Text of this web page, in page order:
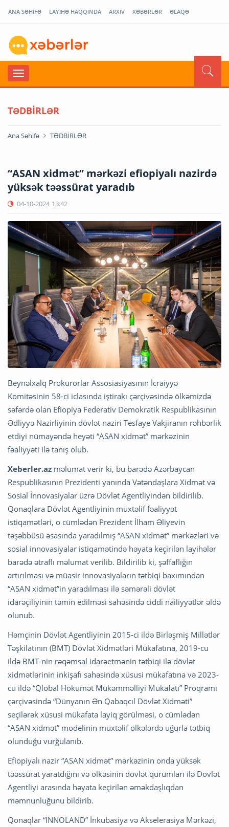
ANA SƏHİFƏ LAYİHƏ HAQQINDA ARXİV XƏBƏRLƏR ƏLAQƏ
TƏDBİRLƏR
Ana Səhifə TƏDBİRLƏR
“ASAN xidmət” mərkəzi efiopiyalı nazirdə
yüksək təəssürat yaradıb
04-10-2024 13:42
Beynəlxalq Prokurorlar Assosiasiyasının İcraiyyə
Komitəsinin 58-ci iclasında iştirakı çərçivəsində ölkəmizdə
səfərdə olan Efiopiya Federativ Demokratik Respublikasının
Ədliyyə Nazirliyinin dövlət naziri Tesfaye Vakjiranın rəhbərlik
etdiyi nümayəndə heyəti “ASAN xidmət” mərkəzinin
fəaliyyəti ilə tanış olub.
Xeberler.az məlumat verir ki, bu barədə Azərbaycan
Respublikasının Prezidenti yanında Vətəndaşlara Xidmət və
Sosial İnnovasiyalar üzrə Dövlət Agentliyindən bildirilib.
Qonaqlara Dövlət Agentliyinin müxtəlif fəaliyyət
istiqamətləri, o cümlədən Prezident İlham Əliyevin
təşəbbüsü əsasında yaradılmış “ASAN xidmət” mərkəzləri və
sosial innovasiyalar istiqamətində həyata keçirilən layihələr
barədə ətraflı məlumat verilib. Bildirilib ki, şəffaflığın
artırılması və müasir innovasiyaların tətbiqi baxımından
“ASAN xidmət”in yaradılması ilə səmərəli dövlət
idarəçiliyinin təmin edilməsi sahəsində ciddi nailiyyətlər əldə
olunub.
Həmçinin Dövlət Agentliyinin 2015-ci ildə Birləşmiş Millətlər
Təşkilatının (BMT) Dövlət Xidmətləri Mükafatına, 2019-cu
ildə BMT-nin rəqəmsal idarəetmənin tətbiqi ilə dövlət
xidmətlərinin inkişafı sahəsində xüsusi mükafatına və 2023-
cü ildə “Qlobal Hökumət Mükəmməlliyi Mükafatı” Proqramı
çərçivəsində “Dünyanın Ən Qabaqcıl Dövlət Xidməti”
seçilərək xüsusi mükafata layiq görülməsi, o cümlədən
“ASAN xidmət” modelinin müxtəlif ölkələrdə uğurla tətbiq
olunduğu vurğulanıb.
Efiopiyalı nazir “ASAN xidmət” mərkəzinin onda yüksək
təəssürat yaratdığını və ölkəsinin dövlət qurumları ilə Dövlət
Agentliyi arasında həyata keçirilən əməkdaşlıqdan
məmnunluğunu bildirib.
Qonaqlar “INNOLAND” İnkubasiya və Akselerasiya Mərkəzi,